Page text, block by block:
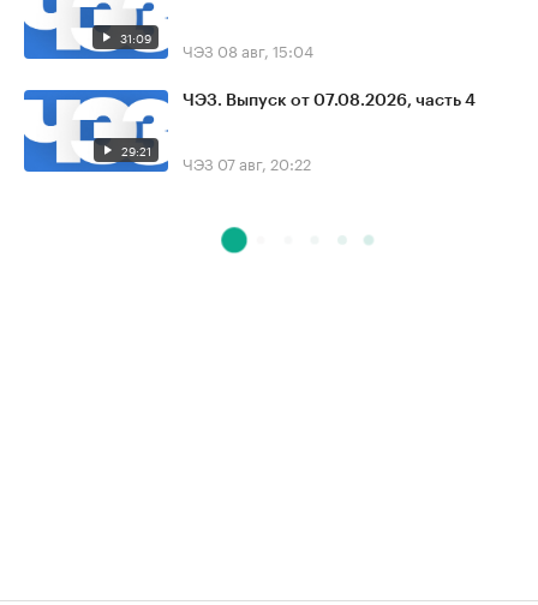
31:09 ЧЭЗ 08 авг, 15:04
29:21
ЧЭЗ. Выпуск от 07.08.2026, часть 4
ЧЭЗ 07 авг, 20:22